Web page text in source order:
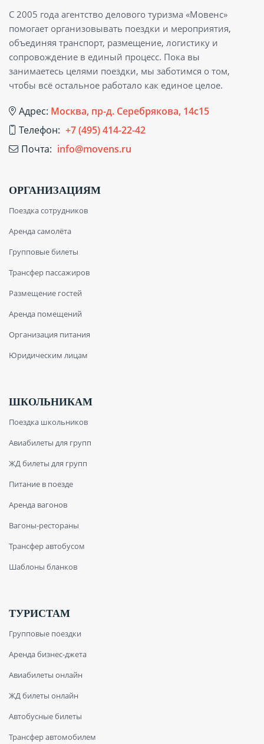
С 2005 года агентство делового туризма «Мовенс»
помогает организовывать поездки и мероприятия,
объединяя транспорт, размещение, логистику и
сопровождение в единый процесс. Пока вы
занимаетесь целями поездки, мы заботимся о том,
чтобы всё остальное работало как единое целое.
Адрес: Москва, пр-д. Серебрякова, 14с15
Телефон: +7 (495) 414-22-42
Почта: info@movens.ru
ОРГАНИЗАЦИЯМ
Поездка сотрудников
Аренда самолёта
Групповые билеты
Трансфер пассажиров
Размещение гостей
Аренда помещений
Организация питания
Юридическим лицам
ШКОЛЬНИКАМ
Поездка школьников
Авиабилеты для групп
ЖД билеты для групп
Питание в поезде
Аренда вагонов
Вагоны-рестораны
Трансфер автобусом
Шаблоны бланков
ТУРИСТАМ
Групповые поездки
Аренда бизнес-джета
Авиабилеты онлайн
ЖД билеты онлайн
Автобусные билеты
Трансфер автомобилем